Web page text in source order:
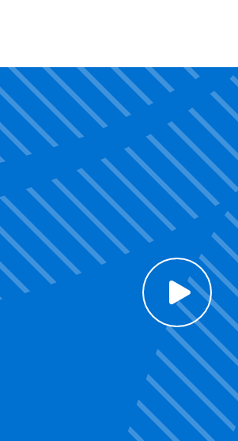
Voir la
Click to enable Youtube cookies